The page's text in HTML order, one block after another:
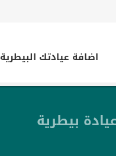
اضافة عيادتك البيطرية
بيطرية